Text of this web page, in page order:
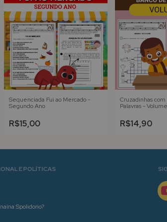
Sequenciada Fui ao Mercado -
Segundo Ano
R$15,00
Cruzadinhas
Palavras -
R$14,90
E POLÍTICAS
Spolidorio?